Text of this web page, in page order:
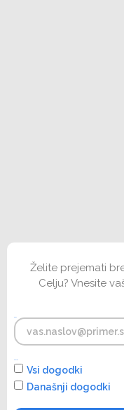
Želite prejemati
Celju? Vnesite
Vsi dogodki
Današnji dogodki